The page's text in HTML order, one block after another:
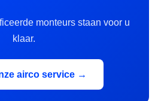
monteurs staan voor u
klaar.
airco service →